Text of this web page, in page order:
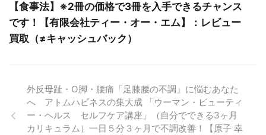
【食事法】※2冊の価格で3冊を入手できるチャンス
です！【有限会社ティー・オー・エム】：レビュー
買取（≠キャッシュバック）
外反母趾・O脚・腰痛「足膝腰の不調」に悩むあなた
へ アトムハピネスの集大成 「ウーマン・ビューティ
ー・ヘルス セルフケア講座」（自分でできる3ヶ月
カリキュラム）一日５分３ヶ月で不調改善！【原子 幸